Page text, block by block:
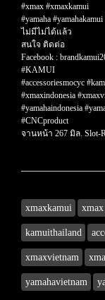
#xmax #xmaxkamui
#yamaha
ไม่มีไม่ได้แล้ว
สนใจ ติดต่อ
Facebook :
#KAMUI
#accessoriesmocyc
#xmaxindonesia
#yamahaindonesia
#CNCproduct
จานหน้า 267 มิล. Slot-
xmaxkamui xmax
kamuithailand
xmaxvietnam
yamahavietnam